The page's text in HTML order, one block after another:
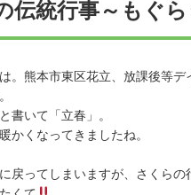
伝統行事～もぐ
。熊本市東区花立、放課後等
書いて「立春」。
かくなってきましたね。
戻ってしまいますが、さくらの